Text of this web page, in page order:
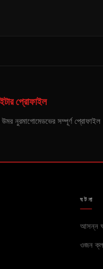
প্রোফাইল
উমর নুরমাগোমেডভের সম্পূর্ণ
ঘটনা
আসন্ন
ওজন